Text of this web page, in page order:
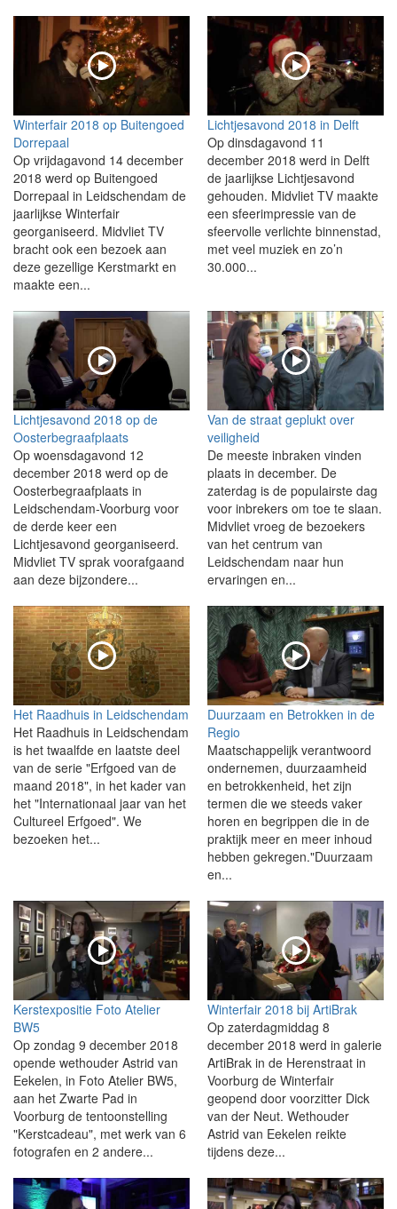
Winterfair 2018 op Buitengoed
Dorrepaal
Op vrijdagavond 14 december
2018 werd op Buitengoed
Dorrepaal in Leidschendam de
jaarlijkse Winterfair
georganiseerd. Midvliet TV
bracht ook een bezoek aan
deze gezellige Kerstmarkt en
maakte een...
Lichtjesavond 2018 in Delft
Op dinsdagavond 11
december 2018 werd in Delft
de jaarlijkse Lichtjesavond
gehouden. Midvliet TV maakte
een sfeerimpressie van de
sfeervolle verlichte binnenstad,
met veel muziek en zo’n
30.000...
Lichtjesavond 2018 op de
Oosterbegraafplaats
Op woensdagavond 12
december 2018 werd op de
Oosterbegraafplaats in
Leidschendam-Voorburg voor
de derde keer een
Lichtjesavond georganiseerd.
Midvliet TV sprak voorafgaand
aan deze bijzondere...
Van de straat geplukt over
veiligheid
De meeste inbraken vinden
plaats in december. De
zaterdag is de populairste dag
voor inbrekers om toe te slaan.
Midvliet vroeg de bezoekers
van het centrum van
Leidschendam naar hun
ervaringen en...
Het Raadhuis in Leidschendam
Het Raadhuis in Leidschendam
is het twaalfde en laatste deel
van de serie "Erfgoed van de
maand 2018", in het kader van
het "Internationaal jaar van het
Cultureel Erfgoed". We
bezoeken het...
Duurzaam en Betrokken in de
Regio
Maatschappelijk verantwoord
ondernemen, duurzaamheid
en betrokkenheid, het zijn
termen die we steeds vaker
horen en begrippen die in de
praktijk meer en meer inhoud
hebben gekregen."Duurzaam
en...
Kerstexpositie Foto Atelier
BW5
Op zondag 9 december 2018
opende wethouder Astrid van
Eekelen, in Foto Atelier BW5,
aan het Zwarte Pad in
Voorburg de tentoonstelling
"Kerstcadeau", met werk van 6
fotografen en 2 andere...
Winterfair 2018 bij ArtiBrak
Op zaterdagmiddag 8
december 2018 werd in galerie
ArtiBrak in de Herenstraat in
Voorburg de Winterfair
geopend door voorzitter Dick
van der Neut. Wethouder
Astrid van Eekelen reikte
tijdens deze...